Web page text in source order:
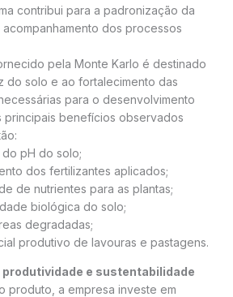
contribui para a padronização da
dos processos
pela Monte Karlo é destinado
do solo e ao fortalecimento das
para o desenvolvimento
principais benefícios observados
pH do solo;
dos fertilizantes aplicados;
de nutrientes para as plantas;
biológica do solo;
degradadas;
produtivo de lavouras e pastagens.
e sustentabilidade
produto, a empresa investe em